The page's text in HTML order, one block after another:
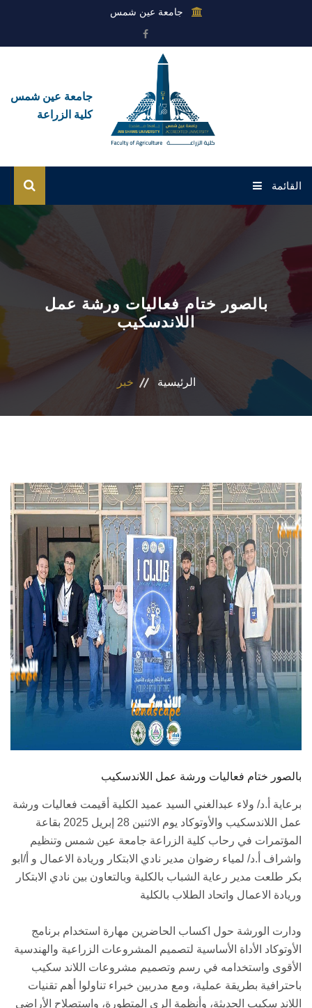
جامعة عين شمس
جامعة عين شمس
كلية الزراعة
القائمة
القطاعات
المراكز والوحدات
البرامج الدراسية
تواصل معنا
بالصور ختام فعاليات ورشة عمل
اللاندسكيب
الرئيسية خبر
بالصور ختام فعاليات ورشة عمل اللاندسكيب
برعاية أ.د/ ولاء عبدالغني السيد عميد الكلية أقيمت فعاليات ورشة
عمل اللاندسكيب والأوتوكاد يوم الاثنين 28 إبريل 2025 بقاعة
المؤتمرات في رحاب كلية الزراعة جامعة عين شمس وتنظيم
واشراف أ.د/ لمياء رضوان مدير نادي الابتكار وريادة الاعمال و أ/ابو
بكر طلعت مدير رعاية الشباب بالكلية وبالتعاون بين نادي الابتكار
وريادة الاعمال واتحاد الطلاب بالكلية
ودارت الورشة حول اكساب الحاضرين مهارة استخدام برنامج
الأوتوكاد الأداة الأساسية لتصميم المشروعات الزراعية والهندسية
الأقوى واستخدامه في رسم وتصميم مشروعات اللاند سكيب
باحترافية بطريقة عملية، ومع مدربين خبراء تناولوا أهم تقنيات
اللاند سكيب الحديثة، وأنظمة الري المتطورة، واستصلاح الأراضي